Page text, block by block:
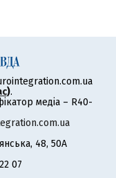
).
медіа – R40-
48, 50А
07